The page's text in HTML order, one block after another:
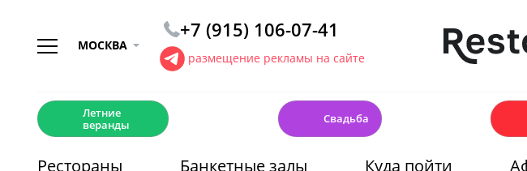
МОСКВА
+7 (915) 106-07-41
размещение рекламы на сайте
Летние
веранды
Свадьба
Рестораны Банкетные залы Куда пойти